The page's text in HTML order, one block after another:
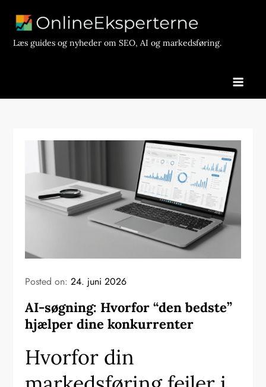
contentLæs guides og nyheder om SEO, AI og markedsføring.
Posted on:24. juni 2026
AI-søgning: Hvorfor “den bedste”
hjælper dine konkurrenter
Hvorfor din